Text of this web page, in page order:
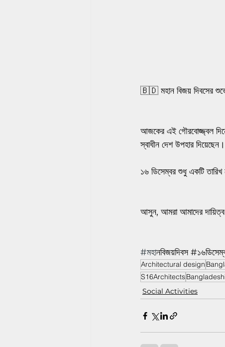
🇧🇩 মহান বিজয় দিবসের
আজকের এই গৌরবোজ্জ্বল দিনে
স্বাধীন দেশ উপহার দিয়েছেন।
১৬ ডিসেম্বর শুধু একটি
আসুন, আমরা আমাদের দায়িত্ব
#মহানবিজয়দিবস
Architectural design
S16Architects
Social Activities